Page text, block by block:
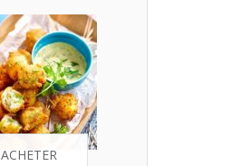
ACHETER